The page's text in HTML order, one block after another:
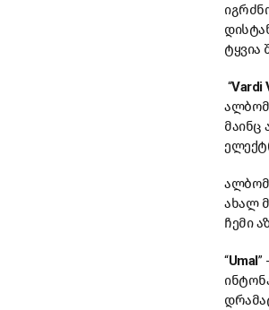
ტყვია
“Vardi
მაინც
ახალ
ჩემი
“Umal”